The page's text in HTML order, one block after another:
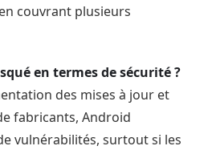
couvrant plusieurs
en termes de sécurité ?
des mises à jour et
fabricants, Android
vulnérabilités, surtout si les